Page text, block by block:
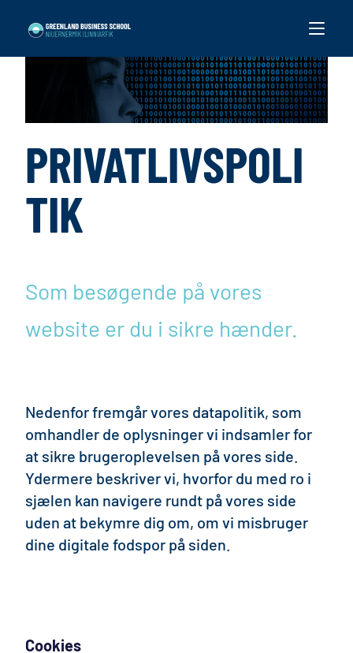
PRIVATLIVSPOLI
TIK
Som besøgende på vores
website er du i sikre hænder.
Nedenfor fremgår vores datapolitik, som
omhandler de oplysninger vi indsamler for
at sikre brugeroplevelsen på vores side.
Ydermere beskriver vi, hvorfor du med ro i
sjælen kan navigere rundt på vores side
uden at bekymre dig om, om vi misbruger
dine digitale fodspor på siden.
Cookies